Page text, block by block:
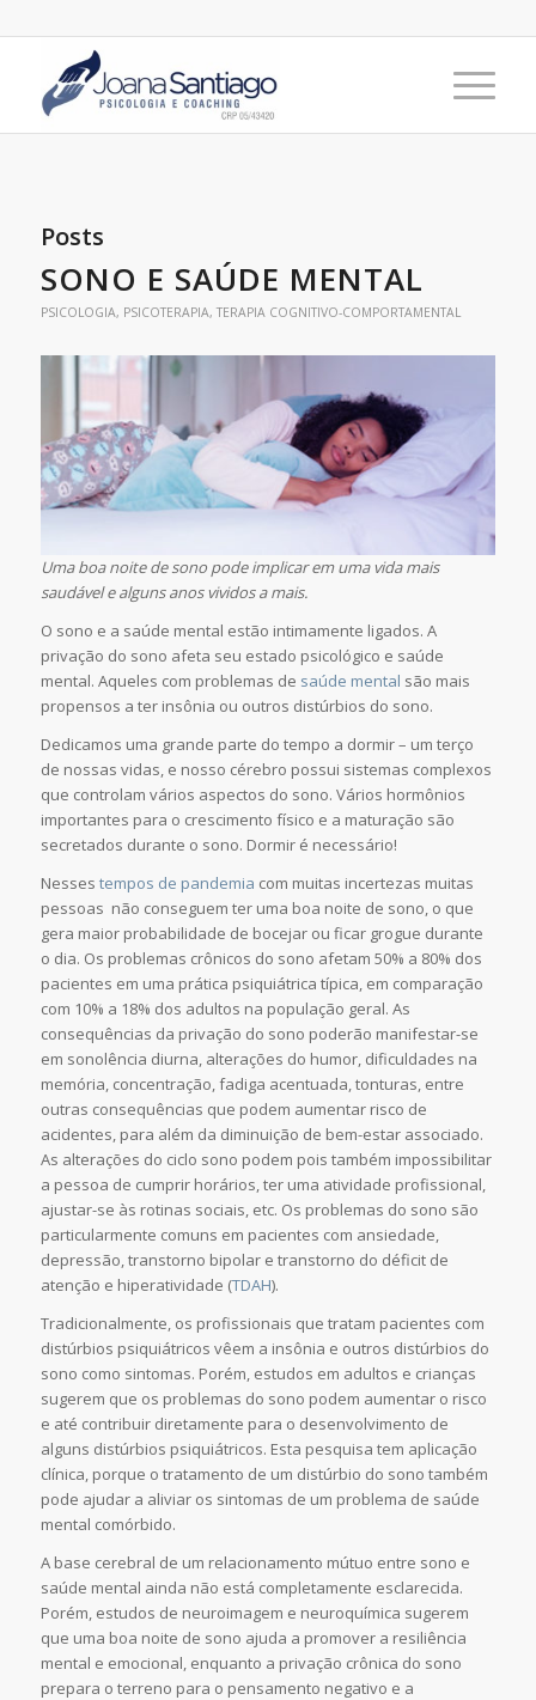
Posts
SONO E SAÚDE MENTAL
PSICOLOGIA, PSICOTERAPIA, TERAPIA COGNITIVO-COMPORTAMENTAL
Uma boa noite de sono pode implicar em uma vida mais
saudável e alguns anos vividos a mais.
O sono e a saúde mental estão intimamente ligados. A
privação do sono afeta seu estado psicológico e saúde
mental. Aqueles com problemas de saúde mental são mais
propensos a ter insônia ou outros distúrbios do sono.
Dedicamos uma grande parte do tempo a dormir – um terço
de nossas vidas, e nosso cérebro possui sistemas complexos
que controlam vários aspectos do sono. Vários hormônios
importantes para o crescimento físico e a maturação são
secretados durante o sono. Dormir é necessário!
Nesses tempos de pandemia com muitas incertezas muitas
pessoas não conseguem ter uma boa noite de sono, o que
gera maior probabilidade de bocejar ou ficar grogue durante
o dia. Os problemas crônicos do sono afetam 50% a 80% dos
pacientes em uma prática psiquiátrica típica, em comparação
com 10% a 18% dos adultos na população geral. As
consequências da privação do sono poderão manifestar-se
em sonolência diurna, alterações do humor, dificuldades na
memória, concentração, fadiga acentuada, tonturas, entre
outras consequências que podem aumentar risco de
acidentes, para além da diminuição de bem-estar associado.
As alterações do ciclo sono podem pois também impossibilitar
a pessoa de cumprir horários, ter uma atividade profissional,
ajustar-se às rotinas sociais, etc. Os problemas do sono são
particularmente comuns em pacientes com ansiedade,
depressão, transtorno bipolar e transtorno do déficit de
atenção e hiperatividade (TDAH).
Tradicionalmente, os profissionais que tratam pacientes com
distúrbios psiquiátricos vêem a insônia e outros distúrbios do
sono como sintomas. Porém, estudos em adultos e crianças
sugerem que os problemas do sono podem aumentar o risco
e até contribuir diretamente para o desenvolvimento de
alguns distúrbios psiquiátricos. Esta pesquisa tem aplicação
clínica, porque o tratamento de um distúrbio do sono também
pode ajudar a aliviar os sintomas de um problema de saúde
mental comórbido.
A base cerebral de um relacionamento mútuo entre sono e
saúde mental ainda não está completamente esclarecida.
Porém, estudos de neuroimagem e neuroquímica sugerem
que uma boa noite de sono ajuda a promover a resiliência
mental e emocional, enquanto a privação crônica do sono
prepara o terreno para o pensamento negativo e a